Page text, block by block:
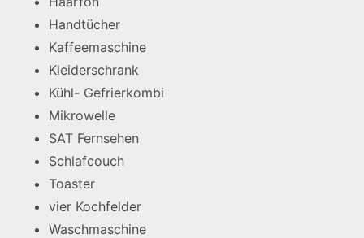
Handtücher
Kaffeemaschine
Kleiderschrank
Kühl- Gefrierkombi
Mikrowelle
SAT Fernsehen
Schlafcouch
Toaster
vier Kochfelder
Waschmaschine